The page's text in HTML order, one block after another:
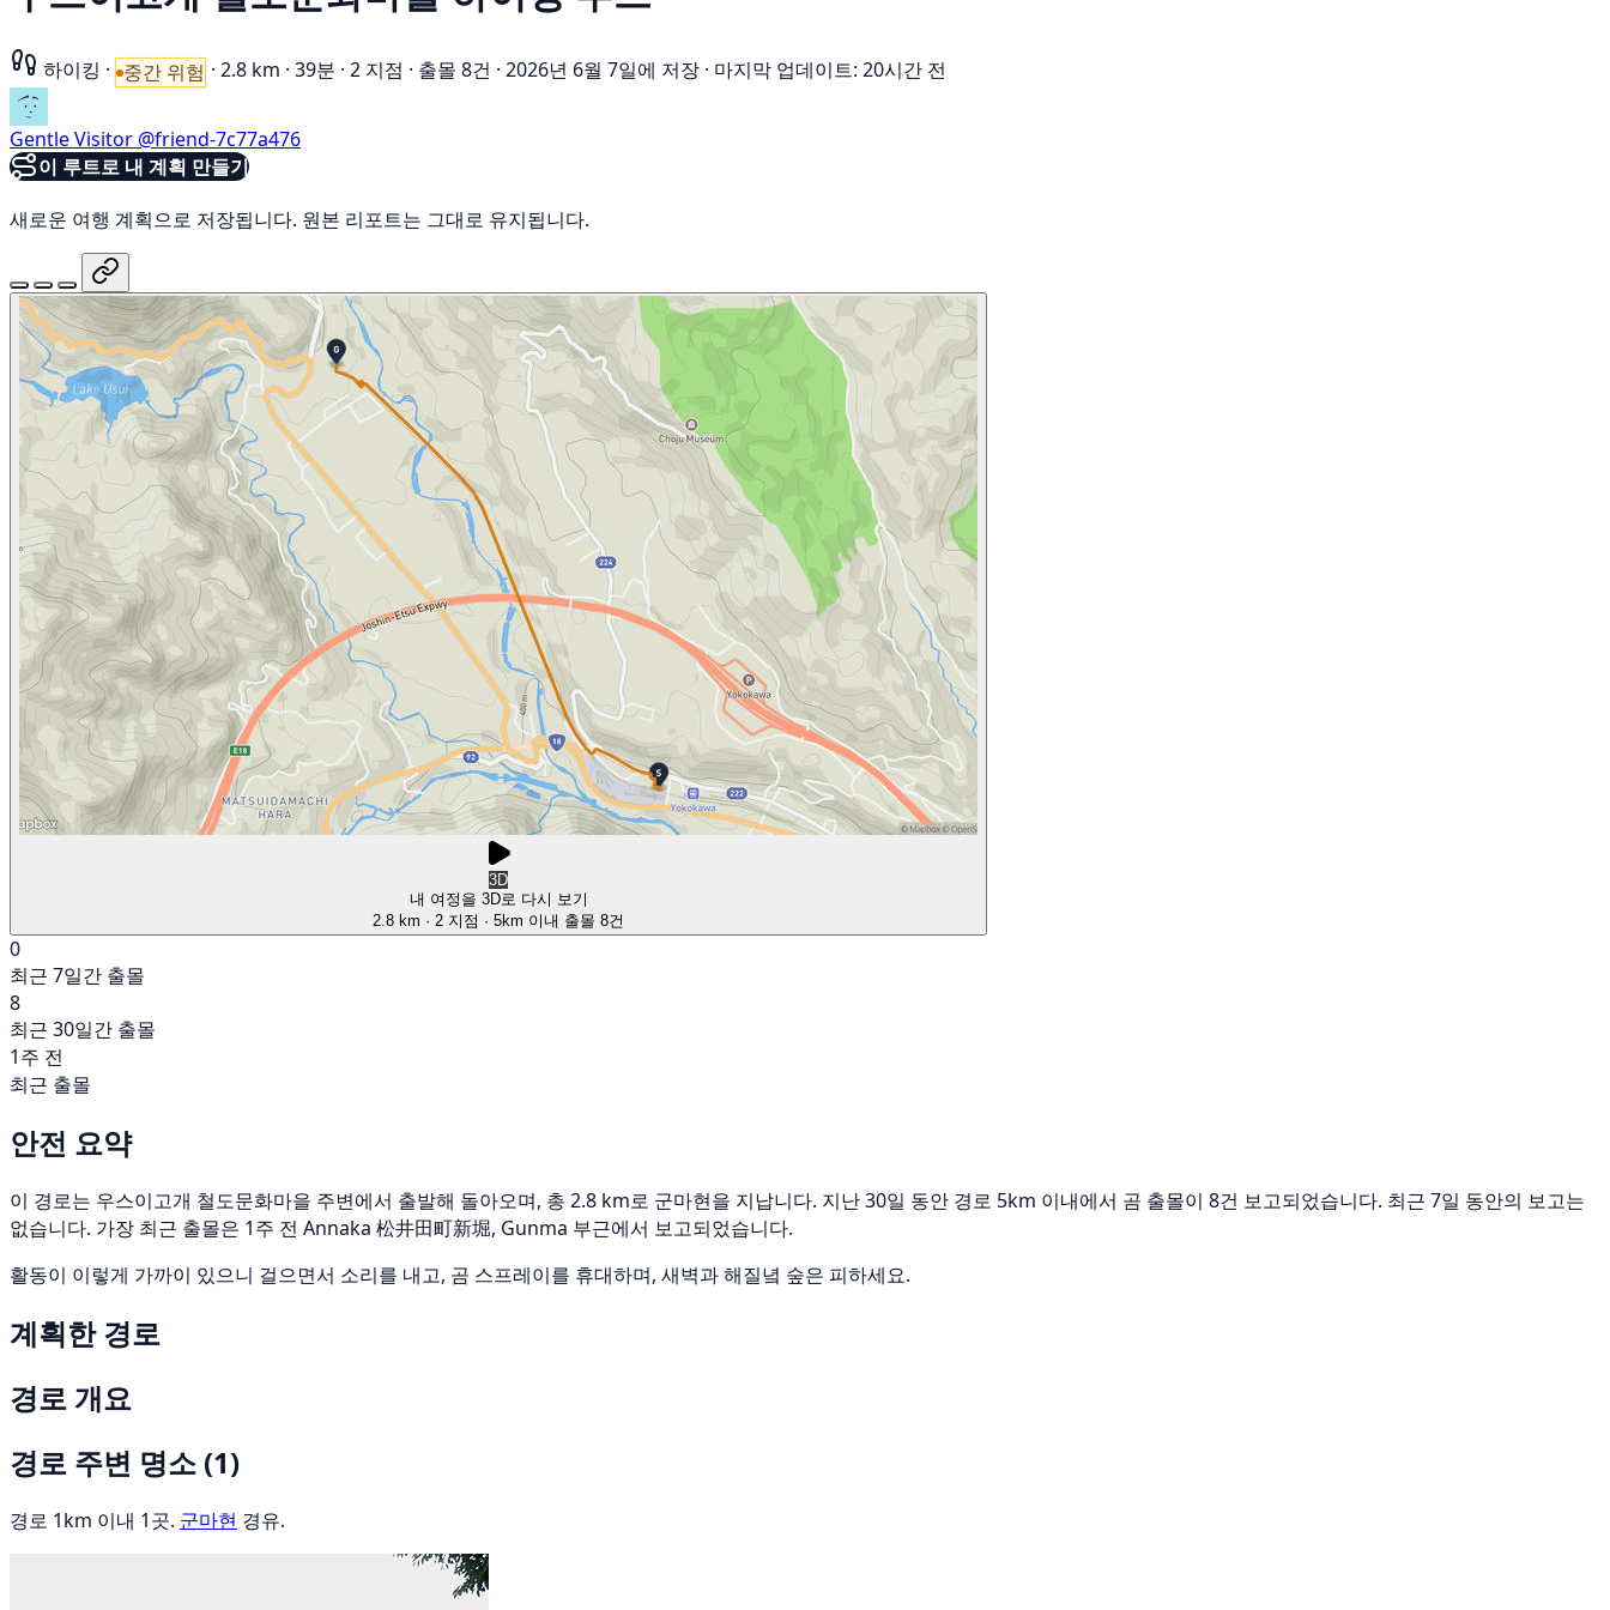
하이킹 · 중간 위험 · 2.8 km · 39분 · 2 지점 · 출몰 8건 · 2026년 6월 7일에 저장 · 마지막 업데이트: 20시간 전
Gentle Visitor @friend-7c77a476
이 루트로 내 계획 만들기
새로운 여행 계획으로 저장됩니다. 원본 리포트는 그대로 유지됩니다.
3D
내 여정을 3D로 다시 보기
2.8 km · 2 지점 · 5km 이내 출몰 8건
0
최근 7일간 출몰
8
최근 30일간 출몰
1주 전
최근 출몰
안전 요약
이 경로는 우스이고개 철도문화마을 주변에서 출발해 돌아오며, 총 2.8 km로 군마현을 지납니다. 지난 30일 동안 경로 5km 이내에서 곰 출몰이 8건 보고되었습니다. 최근 7일 동안의 보고는
없습니다. 가장 최근 출몰은 1주 전 Annaka 松井田町新堀, Gunma 부근에서 보고되었습니다.
활동이 이렇게 가까이 있으니 걸으면서 소리를 내고, 곰 스프레이를 휴대하며, 새벽과 해질녘 숲은 피하세요.
계획한 경로
경로 개요
경로 주변 명소 (1)
경로 1km 이내 1곳. 군마현 경유.